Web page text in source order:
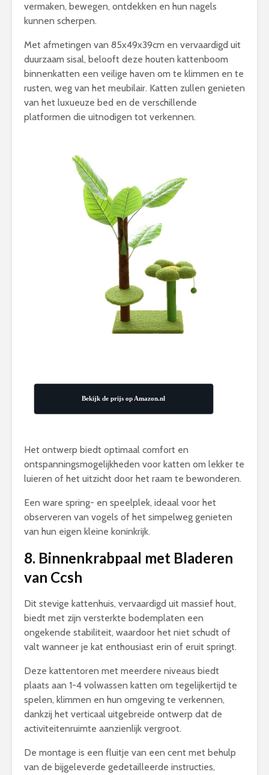
vermaken, bewegen, ontdekken en hun nagels
kunnen scherpen.
Met afmetingen van 85x49x39cm en vervaardigd uit
duurzaam sisal, belooft deze houten kattenboom
binnenkatten een veilige haven om te klimmen en te
rusten, weg van het meubilair. Katten zullen genieten
van het luxueuze bed en de verschillende
platformen die uitnodigen tot verkennen.
Bekijk de prijs op Amazon.nl
Het ontwerp biedt optimaal comfort en
ontspanningsmogelijkheden voor katten om lekker te
luieren of het uitzicht door het raam te bewonderen.
Een ware spring- en speelplek, ideaal voor het
observeren van vogels of het simpelweg genieten
van hun eigen kleine koninkrijk.
8. Binnenkrabpaal met Bladeren
van Ccsh
Dit stevige kattenhuis, vervaardigd uit massief hout,
biedt met zijn versterkte bodemplaten een
ongekende stabiliteit, waardoor het niet schudt of
valt wanneer je kat enthousiast erin of eruit springt.
Deze kattentoren met meerdere niveaus biedt
plaats aan 1-4 volwassen katten om tegelijkertijd te
spelen, klimmen en hun omgeving te verkennen,
dankzij het verticaal uitgebreide ontwerp dat de
activiteitenruimte aanzienlijk vergroot.
De montage is een fluitje van een cent met behulp
van de bijgeleverde gedetailleerde instructies,